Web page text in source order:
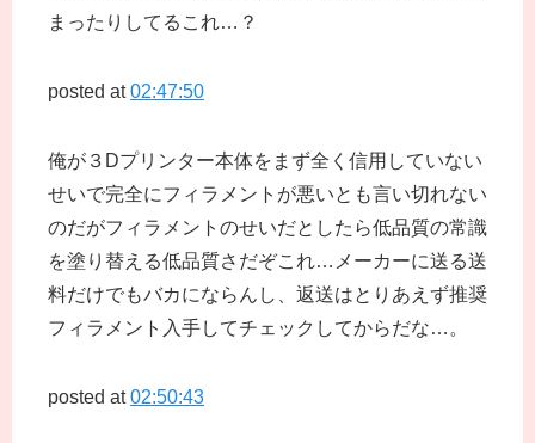
まったりしてるこれ…？
posted at02:47:50
俺が３Dプリンター本体をまず全く信用していない
せいで完全にフィラメントが悪いとも言い切れない
のだがフィラメントのせいだとしたら低品質の常識
を塗り替える低品質さだぞこれ…メーカーに送る送
料だけでもバカにならんし、返送はとりあえず推奨
フィラメント入手してチェックしてからだな…。
posted at02:50:43